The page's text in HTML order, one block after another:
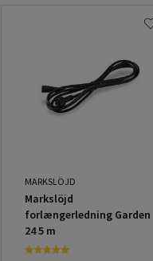
MARKSLÖJD
Markslöjd
forlængerledning Garden
24 5 m